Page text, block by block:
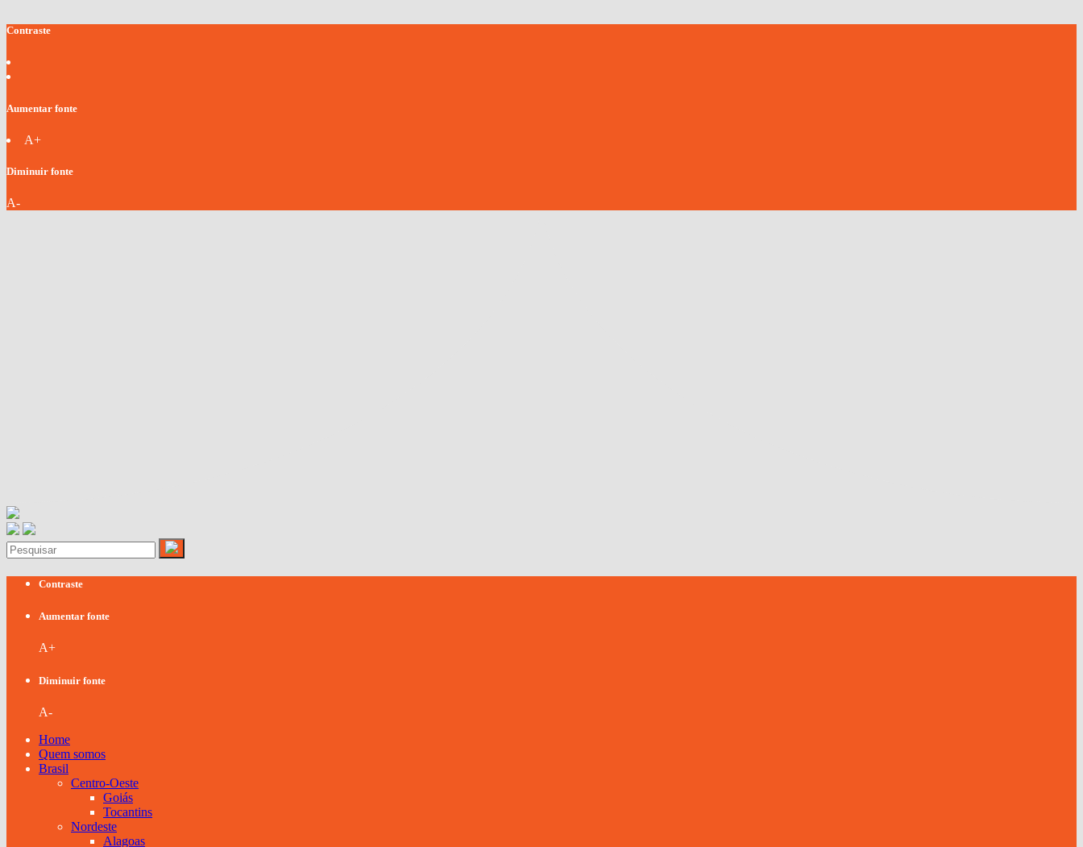
Contraste
Aumentar fonte
A+
Diminuir fonte
A-
Contraste
Aumentar fonte
A+
Diminuir fonte
A-
Home
Quem somos
Brasil
Centro-Oeste
Goiás
Tocantins
Nordeste
Alagoas